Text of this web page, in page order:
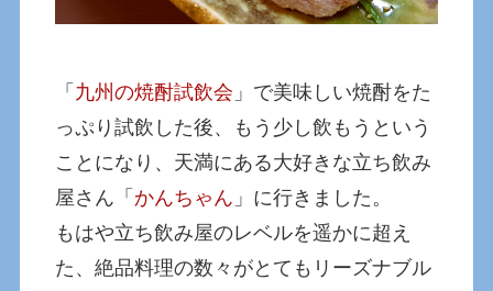
「 九州の焼酎試飲会 」で美味しい焼酎をた
っぷり試飲した後、もう少し飲もうという
ことになり、天満にある大好きな立ち飲み
屋さん「かんちゃん 」に行きました。
もはや立ち飲み屋のレベルを遥かに超え
た、絶品料理の数々がとてもリーズナブル